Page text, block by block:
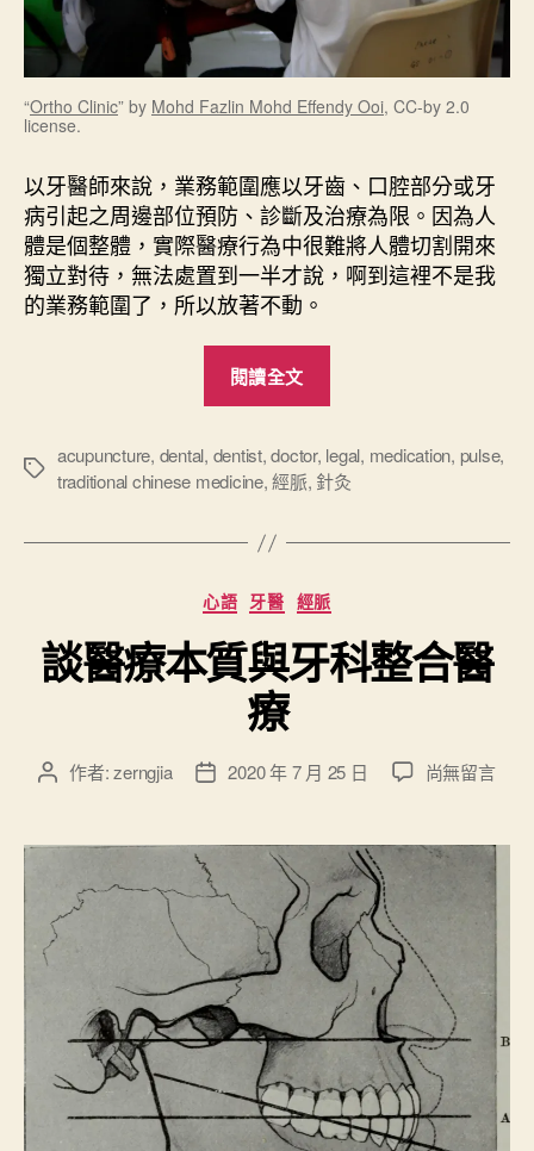
“Ortho Clinic” by Mohd Fazlin Mohd Effendy Ooi, CC-by 2.0
license.
以牙醫師來說，業務範圍應以牙齒、口腔部分或牙
病引起之周邊部位預防、診斷及治療為限。因為人
體是個整體，實際醫療行為中很難將人體切割開來
獨立對待，無法處置到一半才說，啊到這裡不是我
的業務範圍了，所以放著不動。
閱讀全文
技
術
分
野
？
”
標
acupuncture, dental, dentist,doctor, legal, medication, pulse,
traditional chinese medicine,經脈, 針灸
分
類
心語 牙醫 經脈
談醫療本質與牙科整合醫
療
文
者
作者:zerngjia
文
佈
日
期
2020 年 7 月 25 日
在
醫
牙
整
合
醫
療
〉
尚無留言